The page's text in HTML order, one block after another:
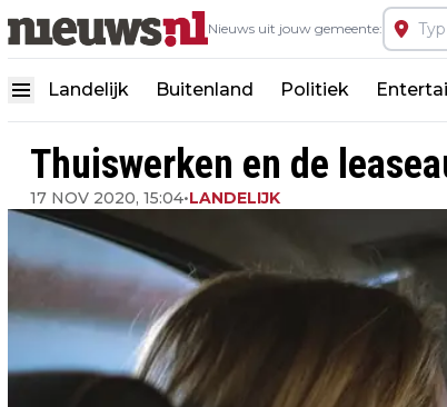
Nieuws uit jouw gemeente:
Landelijk Buitenland Politiek
Thuiswerken en de
17 NOV 2020, 15:04•LANDELIJK